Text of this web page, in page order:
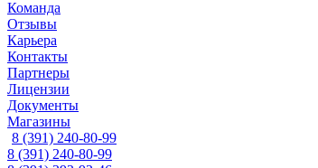
Команда
Отзывы
Карьера
Контакты
Партнеры
Лицензии
Документы
Магазины
8 (391) 240-80-99
8 (391) 240-80-99